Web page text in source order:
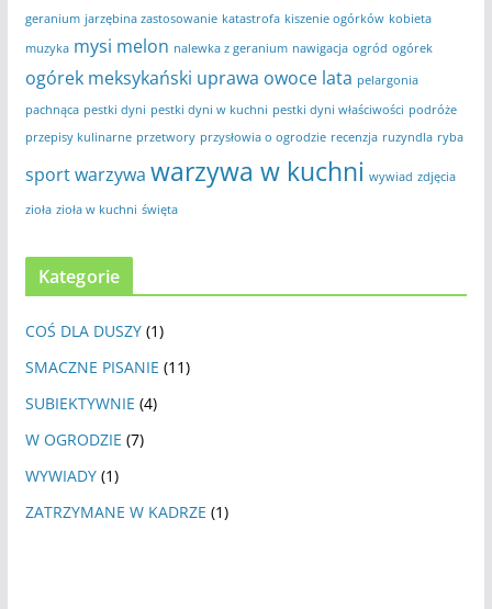
geranium jarzębina zastosowanie katastrofa kiszenie ogórków kobieta
muzyka mysi melon nalewka z geranium nawigacja ogród ogórek
ogórek meksykański uprawa owoce lata pelargonia
pachnąca pestki dyni pestki dyni w kuchni pestki dyni właściwości podróże
przepisy kulinarne przetwory przysłowia o ogrodzie recenzja ruzyndla ryba
sportwarzywa warzywa w kuchni wywiad zdjęcia
zioła zioła w kuchni święta
Kategorie
COŚ DLA DUSZY(1)
SMACZNE PISANIE (11)
SUBIEKTYWNIE (4)
W OGRODZIE (7)
WYWIADY(1)
ZATRZYMANE W KADRZE (1)